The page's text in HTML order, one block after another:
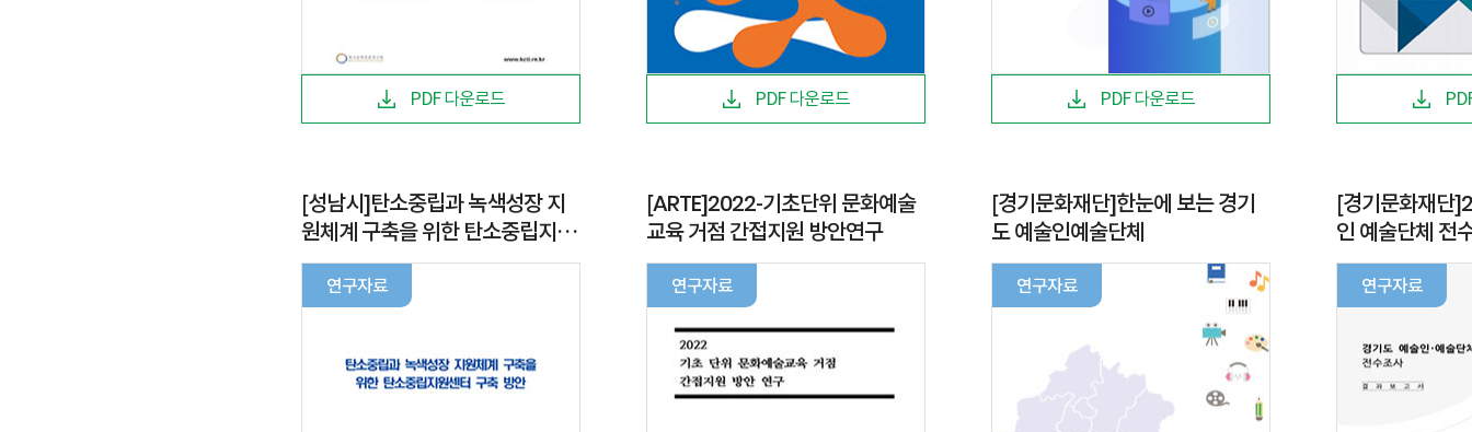
PDF 다운로드 PDF 다운로드 PDF 다운로드
[성남시]탄소중립과 녹색성장 지
원체계 구축을 위한 탄소중립지원
센터 구축 방안
연구자료
[ARTE]2022-기초단위 문화예술
교육 거점 간접지원 방안연구
연구자료
[경기문화재단]한눈에 보는 경기
도 예술인예술단체
연구자료
[경기문화재단
인 예술단체 전
연구자료